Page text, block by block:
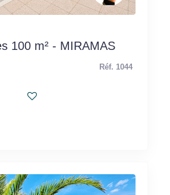
100 m² - MIRAMAS
Réf. 1044